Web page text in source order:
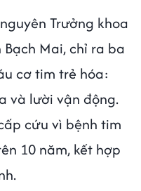
Trưởng khoa
Bạch Mai, chỉ ra ba
cơ tim trẻ hóa:
và lười vận động.
cứu vì bệnh tim
10 năm, kết hợp